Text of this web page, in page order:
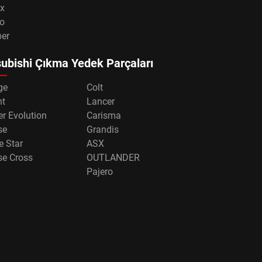
Çıkma Yedek Parçaları
Colt
Lancer
Evolution
Carisma
Grandis
Star
ASX
Cross
OUTLANDER
Pajero